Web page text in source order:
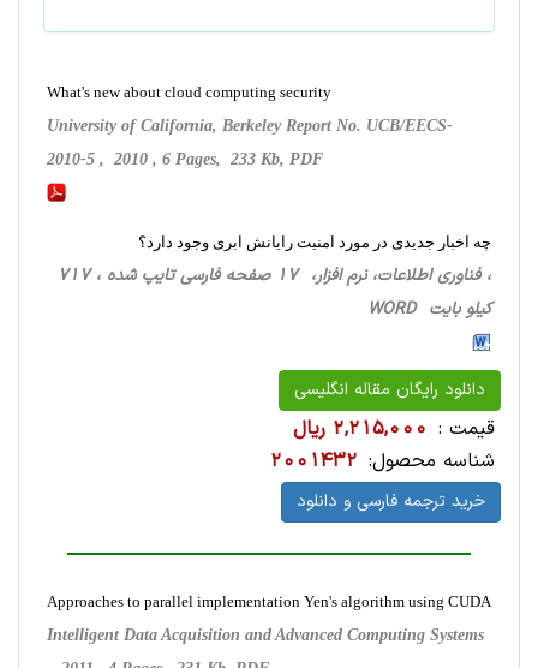
What's new about cloud computing security
University of California, Berkeley Report No. UCB/EECS-
2010-5 , 2010 , 6 Pages, 233 Kb, PDF
چه اخبار جدیدی در مورد امنیت رایانش ابری وجود دارد؟
، فناوری اطلاعات، نرم افزار، 17 صفحه فارسی تایپ شده ، 717
کیلو بایت WORD
دانلود رایگان مقاله انگلیسی
قیمت : 2,215,000 ریال
شناسه محصول: 2001432
خرید ترجمه فارسی و دانلود
Approaches to parallel implementation Yen's algorithm using CUDA
Intelligent Data Acquisition and Advanced Computing Systems